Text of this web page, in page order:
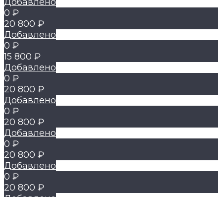
0 ₽
20 800 ₽
Добавлено
0 ₽
15 800 ₽
Добавлено
0 ₽
20 800 ₽
Добавлено
0 ₽
20 800 ₽
Добавлено
0 ₽
20 800 ₽
Добавлено
0 ₽
20 800 ₽